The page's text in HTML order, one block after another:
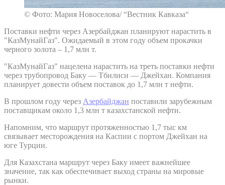
© Фото: Мария Новоселова/ “Вестник Кавказа“
Поставки нефти через Азербайджан планируют нарастить в
"КазМунайГаз". Ожидаемый в этом году объем прокачки
черного золота – 1,7 млн т.
"КазМунайГаз" нацелена нарастить на треть поставки нефти
через трубопровод Баку — Тбилиси — Джейхан. Компания
планирует довести объем поставок до 1,7 млн т нефти.
В прошлом году через Азербайджан поставили зарубежным
поставщикам около 1,3 млн т казахстанской нефти.
Напомним, что маршрут протяженностью 1,7 тыс км
связывает месторождения на Каспии с портом Джейхан на
юге Турции.
Для Казахстана маршрут через Баку имеет важнейшее
значение, так как обеспечивает выход страны на мировые
рынки.